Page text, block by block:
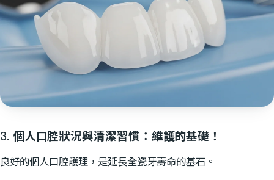
3. 個人口腔狀況與清潔習慣：維護的基礎！
良好的個人口腔護理，是延長全瓷牙壽命的基石。